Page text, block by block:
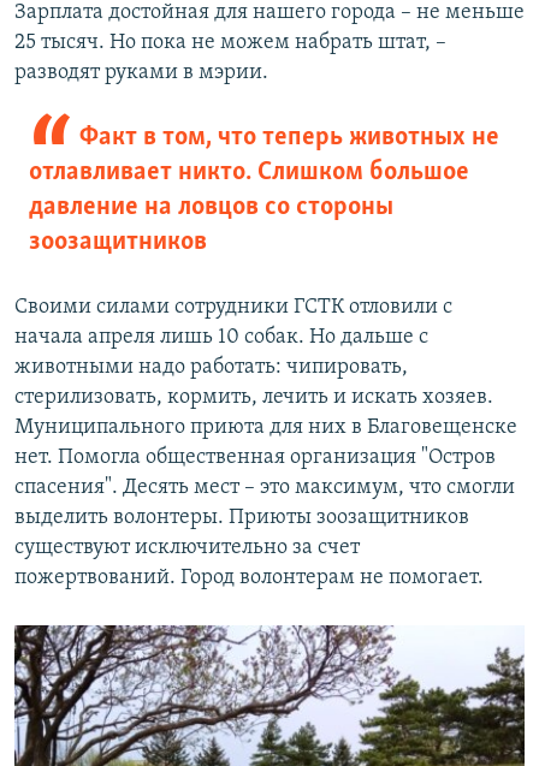
Зарплата достойная для нашего города – не меньше
25 тысяч. Но пока не можем набрать штат, –
разводят руками в мэрии.
Факт в том, что теперь животных не
отлавливает никто. Слишком большое
давление на ловцов со стороны
зоозащитников
Своими силами сотрудники ГСТК отловили с
начала апреля лишь 10 собак. Но дальше с
животными надо работать: чипировать,
стерилизовать, кормить, лечить и искать хозяев.
Муниципального приюта для них в Благовещенске
нет. Помогла общественная организация "Остров
спасения". Десять мест – это максимум, что смогли
выделить волонтеры. Приюты зоозащитников
существуют исключительно за счет
пожертвований. Город волонтерам не помогает.